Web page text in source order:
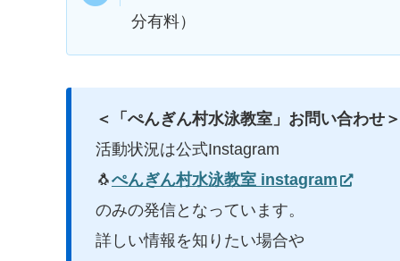
分有料）
＜「ぺんぎん村水泳教室」お問い合わせ＞
活動状況は公式Instagram
🐧ぺんぎん村水泳教室 instagram
のみの発信となっています。
詳しい情報を知りたい場合や